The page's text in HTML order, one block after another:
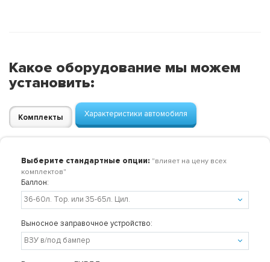
Какое оборудование мы можем
установить:
Комплекты Характеристики автомобиля
Выберите стандартные опции: "влияет на цену всех
комплектов"
Баллон:
Выносное заправочное устройство: